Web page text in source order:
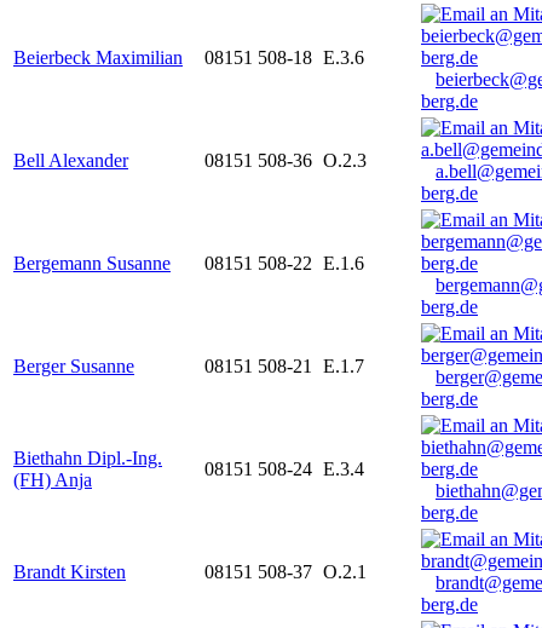
Beierbeck Maximilian 08151 508-18 E.3.6
berg.de
Bell Alexander 08151 508-36 O.2.3
berg.de
Bergemann Susanne 08151 508-22 E.1.6
berg.de
Berger Susanne 08151 508-21 E.1.7
berg.de
Biethahn Dipl.-Ing.
(FH) Anja
08151 508-24 E.3.4
berg.de
Brandt Kirsten 08151 508-37 O.2.1
berg.de